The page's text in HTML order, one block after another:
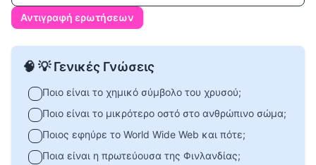
Αντιγραφή ερωτήσεων
🧠 💡 Γενικές Γνώσεις
Ποιο είναι το χημικό σύμβολο του χρυσού;
Ποιο είναι το μικρότερο οστό στο ανθρώπινο σώμα;
Ποιος εφηύρε το World Wide Web και πότε;
Ποια είναι η πρωτεύουσα της Φινλανδίας;